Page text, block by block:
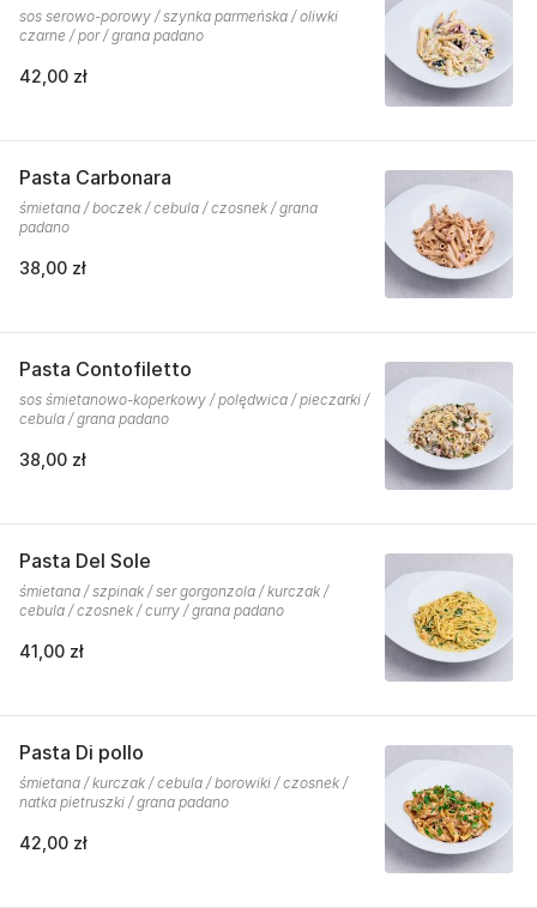
sos serowo-porowy / szynka parmeńska / oliwki
czarne / por / grana padano
42,00 zł
Pasta Carbonara
śmietana / boczek / cebula / czosnek / grana
padano
38,00 zł
Pasta Contofiletto
sos śmietanowo-koperkowy / polędwica / pieczarki /
cebula / grana padano
38,00 zł
Pasta Del Sole
śmietana / szpinak / ser gorgonzola / kurczak /
cebula / czosnek / curry / grana padano
41,00 zł
Pasta Di pollo
śmietana / kurczak / cebula / borowiki / czosnek /
natka pietruszki / grana padano
42,00 zł